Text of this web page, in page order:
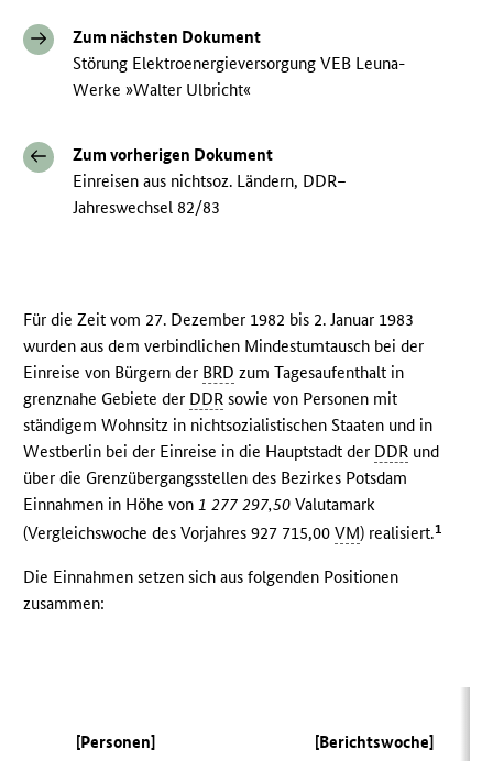
Zum nächsten Dokument
Störung Elektroenergieversorgung VEB Leuna-
Werke »Walter Ulbricht«
Zum vorherigen Dokument
Einreisen aus nichtsoz. Ländern, DDR–
Jahreswechsel 82/83
Für die Zeit vom 27. Dezember 1982 bis 2. Januar 1983
wurden aus dem verbindlichen Mindestumtausch bei der
Einreise von Bürgern der BRD zum Tagesaufenthalt in
grenznahe Gebiete der DDR sowie von Personen mit
ständigem Wohnsitz in nichtsozialistischen Staaten und in
Westberlin bei der Einreise in die Hauptstadt der DDR und
über die Grenzübergangsstellen des Bezirkes Potsdam
Einnahmen in Höhe von1 277 297,50 Valutamark
(Vergleichswoche des Vorjahres 927 715,00VM) realisiert.1
Die Einnahmen setzen sich aus folgenden Positionen
zusammen:
[Personen] [Berichtswoche]